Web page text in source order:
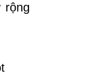
rộng